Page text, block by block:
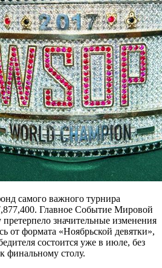
самого важного турнира
Главное Событие Мировой
значительные изменения
от формата «Ноябрьской девятки»,
состоится уже в июле, без
финальному столу.